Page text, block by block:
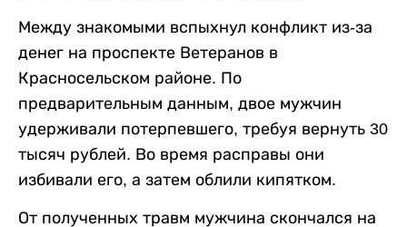
Между знакомыми вспыхнул конфликт из-за
денег на проспекте Ветеранов в
Красносельском районе. По
предварительным данным, двое мужчин
удерживали потерпевшего, требуя вернуть 30
тысяч рублей. Во время расправы они
избивали его, а затем облили кипятком.
От полученных травм мужчина скончался на